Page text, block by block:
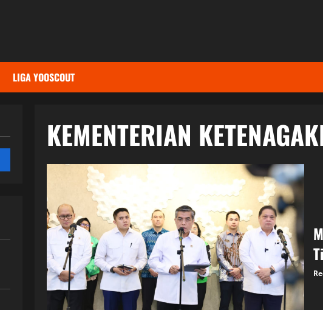
LIGA YOOSCOUT
KEMENTERIAN